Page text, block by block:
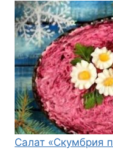
Салат «Скумбрия